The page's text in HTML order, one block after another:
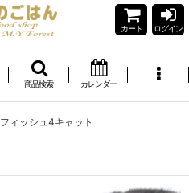
カート ログイン
商品検索 カレンダー
フィッシュ4キャット